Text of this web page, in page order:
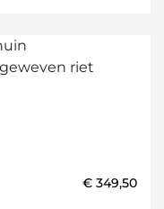
€ 349,50